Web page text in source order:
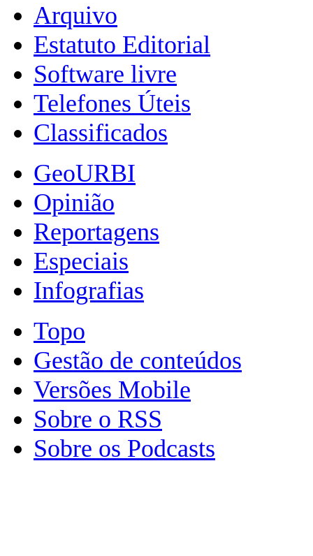
Arquivo
Estatuto Editorial
Software livre
Telefones Úteis
Classificados
GeoURBI
Opinião
Reportagens
Especiais
Infografias
Topo
Gestão de conteúdos
Versões Mobile
Sobre o RSS
Sobre os Podcasts